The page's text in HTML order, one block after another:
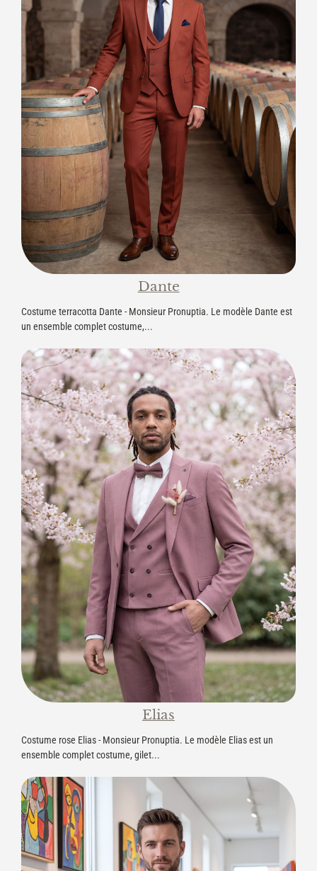
Dante
Costume terracotta Dante - Monsieur Pronuptia. Le modèle Dante est
un ensemble complet costume,...
Elias
Costume rose Elias - Monsieur Pronuptia. Le modèle Elias est un
ensemble complet costume, gilet...